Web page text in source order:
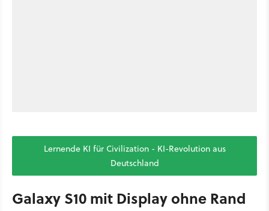
Lernende KI für Civilization - KI-Revolution aus
Deutschland
Galaxy S10 mit Display ohne Rand